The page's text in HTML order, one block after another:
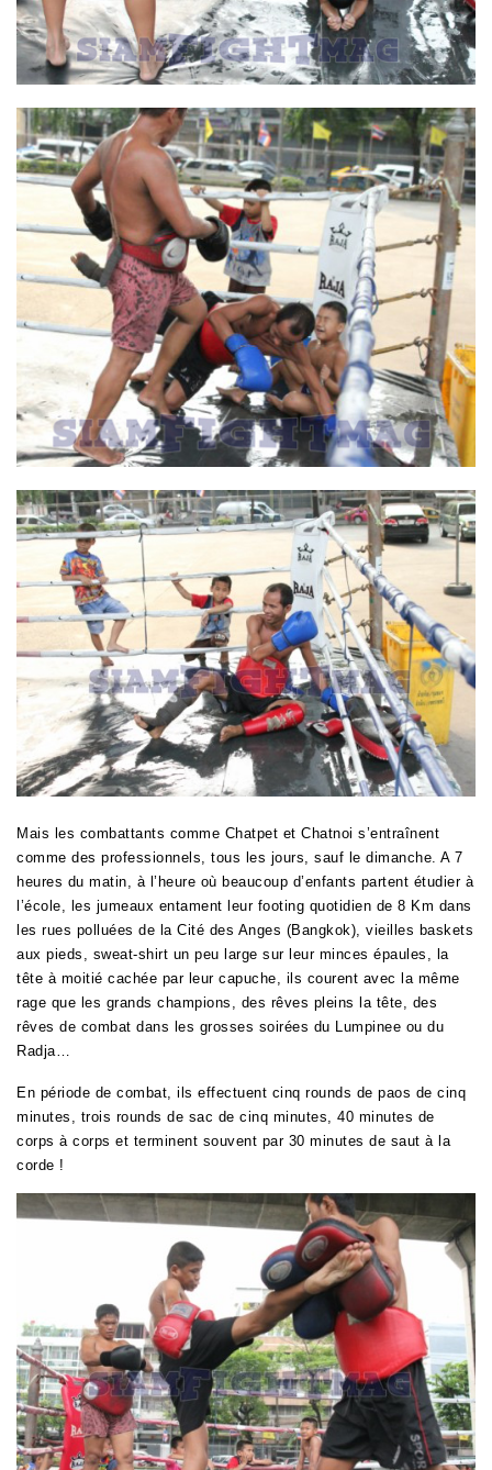
Mais les combattants comme Chatpet et Chatnoi s’entraînent
comme des professionnels, tous les jours, sauf le dimanche. A 7
heures du matin, à l’heure où beaucoup d’enfants partent étudier à
l’école, les jumeaux entament leur footing quotidien de 8 Km dans
les rues polluées de la Cité des Anges (Bangkok), vieilles baskets
aux pieds, sweat-shirt un peu large sur leur minces épaules, la
tête à moitié cachée par leur capuche, ils courent avec la même
rage que les grands champions, des rêves pleins la tête, des
rêves de combat dans les grosses soirées du Lumpinee ou du
Radja…
En période de combat, ils effectuent cinq rounds de paos de cinq
minutes, trois rounds de sac de cinq minutes, 40 minutes de
corps à corps et terminent souvent par 30 minutes de saut à la
corde !